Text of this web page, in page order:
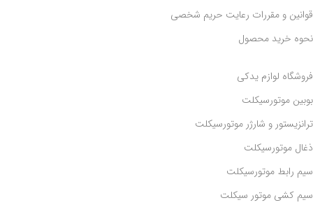
قوانین و مقررات رعايت حريم شخصی
نحوه خرید محصول
فروشگاه لوازم یدکی
بوبین موتورسیکلت
ترانزیستور و شارژر موتورسیکلت
ذغال موتورسیکلت
سیم رابط موتورسیکلت
سیم کشی موتور سیکلت